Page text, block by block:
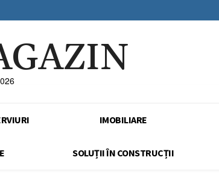
IMOBILIARE
SOLUȚII ÎN CONSTRUCȚII